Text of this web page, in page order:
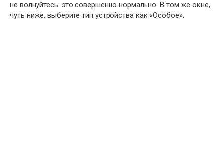
не волнуйтесь: это совершенно нормально. В том же окне,
чуть ниже, выберите тип устройства как «Особое».